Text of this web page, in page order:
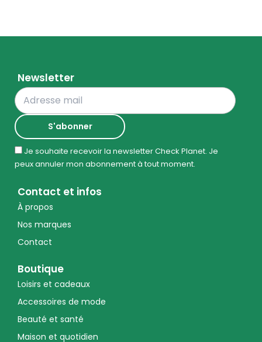
Boutique
Loisirs et cadeaux
Accessoires de mode
Beauté et santé
Maison et quotidien
Contact et infos
À propos
Nos marques
Contact
Newsletter
Je souhaite recevoir la newsletter Check Planet. Je
peux annuler mon abonnement à tout moment.